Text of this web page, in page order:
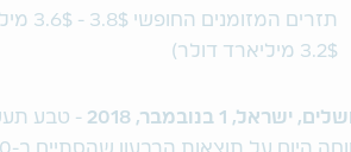
3.2$ מיליארד דולר)
ישראל, 1 בנובמבר, 2018